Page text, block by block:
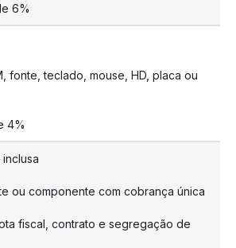
6%
fonte, teclado, mouse, HD, placa ou
4%
ou componente com cobrança única
fiscal, contrato e segregação de